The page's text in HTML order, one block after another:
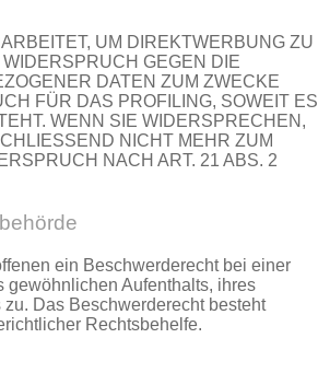
UM DIREKTWERBUNG ZU
GEGEN DIE
DATEN ZUM ZWECKE
FÜR DAS PROFILING, SOWEIT ES
WENN SIE WIDERSPRECHEN,
NICHT MEHR ZUM
NACH ART. 21 ABS. 2
ein Beschwerderecht bei einer
gewöhnlichen Aufenthalts, ihres
Das Beschwerderecht besteht
Rechtsbehelfe.